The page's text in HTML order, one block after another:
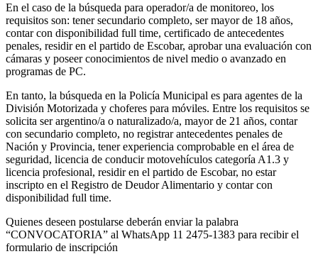
En el caso de la búsqueda para operador/a de monitoreo, los
requisitos son: tener secundario completo, ser mayor de 18 años,
contar con disponibilidad full time, certificado de antecedentes
penales, residir en el partido de Escobar, aprobar una evaluación con
cámaras y poseer conocimientos de nivel medio o avanzado en
programas de PC.
En tanto, la búsqueda en la Policía Municipal es para agentes de la
División Motorizada y choferes para móviles. Entre los requisitos se
solicita ser argentino/a o naturalizado/a, mayor de 21 años, contar
con secundario completo, no registrar antecedentes penales de
Nación y Provincia, tener experiencia comprobable en el área de
seguridad, licencia de conducir motovehículos categoría A1.3 y
licencia profesional, residir en el partido de Escobar, no estar
inscripto en el Registro de Deudor Alimentario y contar con
disponibilidad full time.
Quienes deseen postularse deberán enviar la palabra
“CONVOCATORIA” al WhatsApp 11 2475-1383 para recibir el
formulario de inscripción